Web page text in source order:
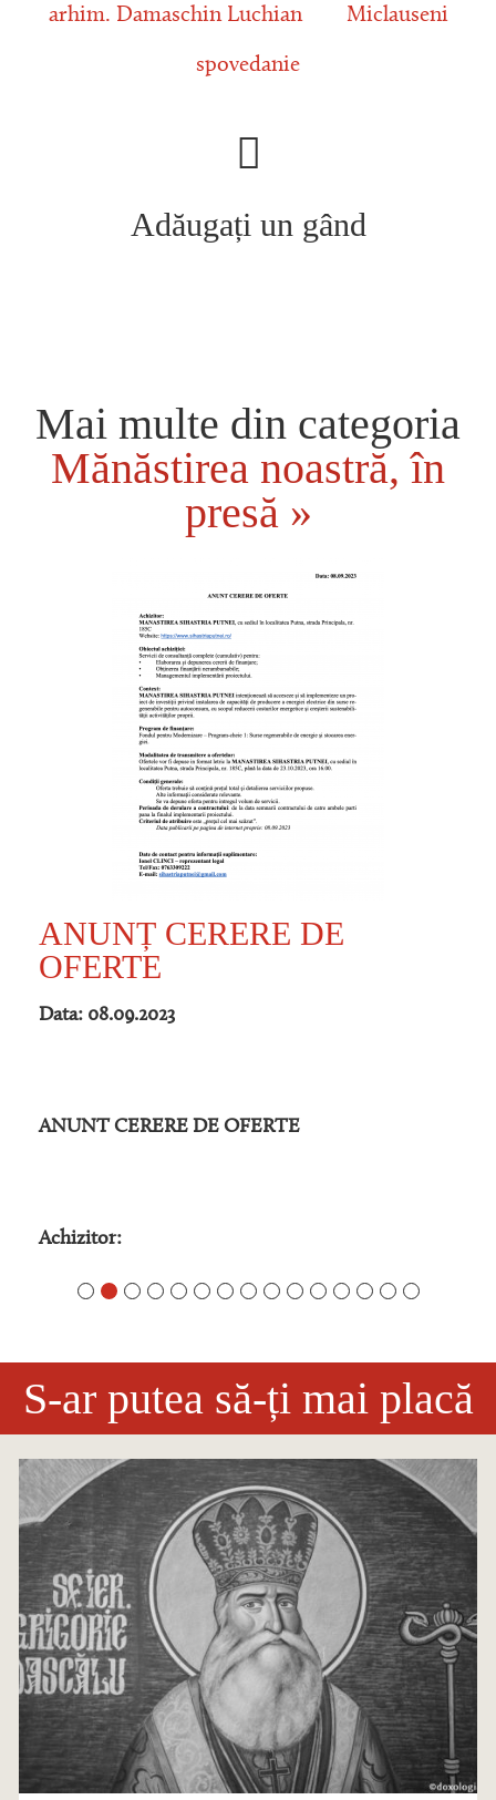
arhim. Damaschin Luchian Miclauseni
spovedanie
Adăugați un gând
Mai multe din categoria
Mănăstirea noastră, în
presă »
ANUNȚ CERERE DE
OFERTE
Data: 08.09.2023
ANUNT CERERE DE OFERTE
Achizitor:
S-ar putea să-ți mai placă